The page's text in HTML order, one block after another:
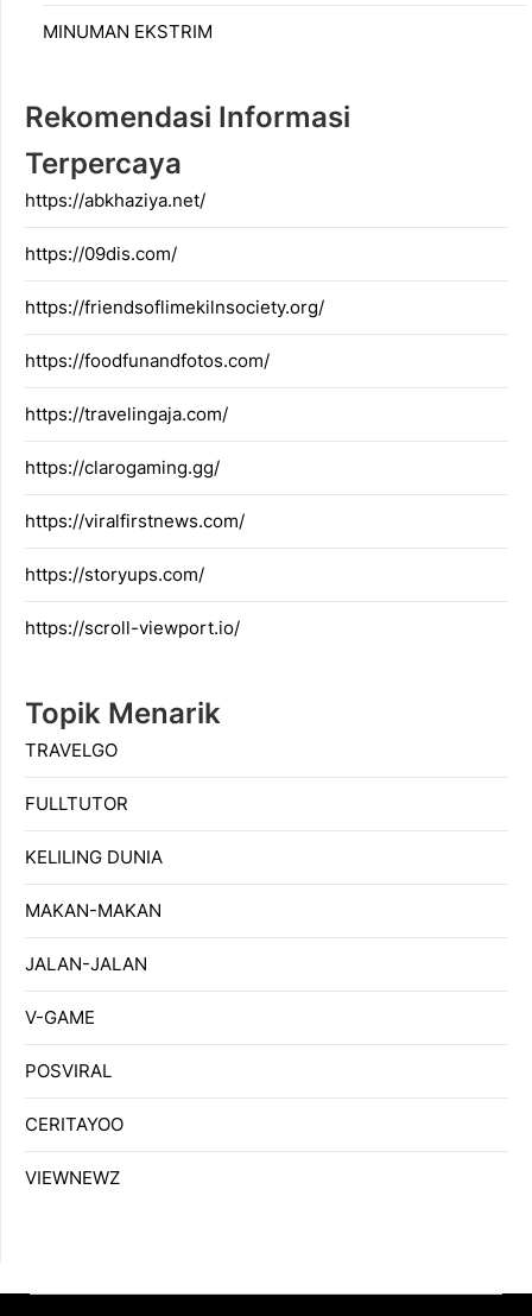
MINUMAN EKSTRIM
Rekomendasi Informasi
Terpercaya
https://abkhaziya.net/
https://09dis.com/
https://friendsoflimekilnsociety.org/
https://foodfunandfotos.com/
https://travelingaja.com/
https://clarogaming.gg/
https://viralfirstnews.com/
https://storyups.com/
https://scroll-viewport.io/
Topik Menarik
TRAVELGO
FULLTUTOR
KELILING DUNIA
MAKAN-MAKAN
JALAN-JALAN
V-GAME
POSVIRAL
CERITAYOO
VIEWNEWZ